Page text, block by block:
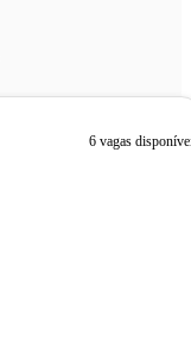
6 vagas